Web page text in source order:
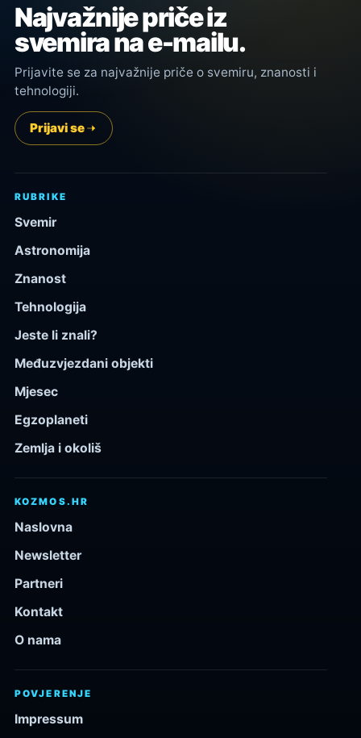
Najvažnije priče iz
svemira na e-mailu.
Prijavite se za najvažnije priče o svemiru, znanosti i
tehnologiji.
Prijavi se
RUBRIKE
Svemir
Astronomija
Znanost
Tehnologija
Jeste li znali?
Međuzvjezdani objekti
Mjesec
Egzoplaneti
Zemlja i okoliš
KOZMOS.HR
Naslovna
Newsletter
Partneri
Kontakt
O nama
POVJERENJE
Impressum